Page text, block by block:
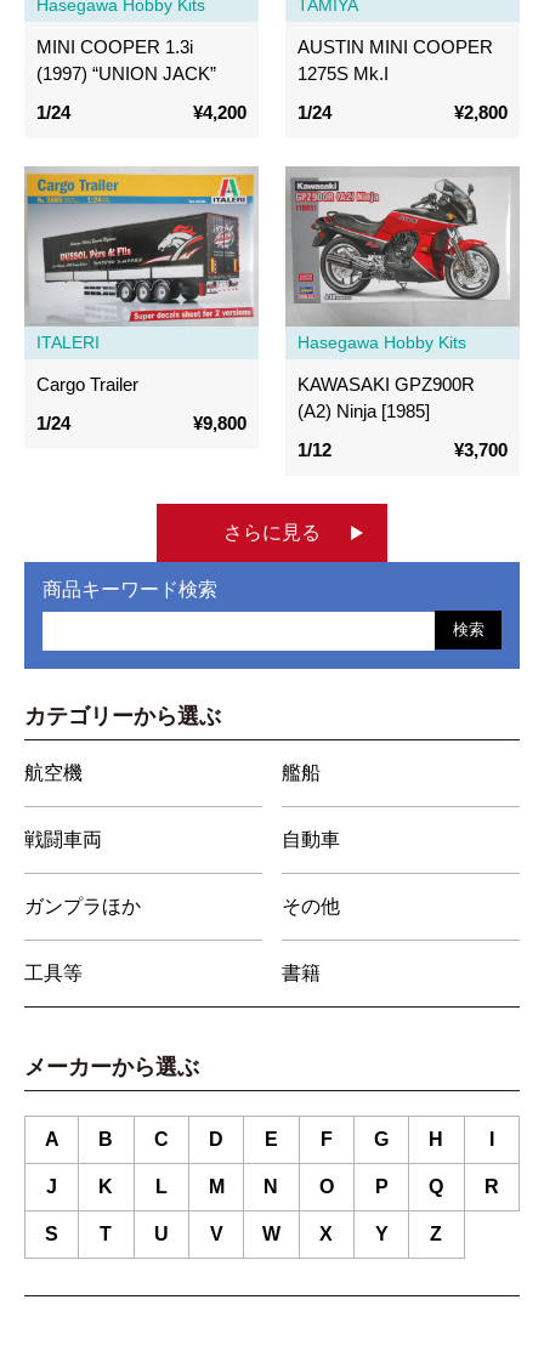
Hasegawa Hobby Kits
MINI COOPER 1.3i
(1997) “UNION JACK”
1/24
¥4,200
TAMIYA
AUSTIN MINI COOPER
1275S Mk.I
1/24
¥2,800
ITALERI
Cargo Trailer
1/24
¥9,800
Hasegawa Hobby Kits
KAWASAKI GPZ900R
(A2) Ninja [1985]
1/12
¥3,700
さらに見る
商品キーワード検索
検索
カテゴリーから選ぶ
航空機 艦船
戦闘車両 自動車
ガンプラほか その他
工具等 書籍
メーカーから選ぶ
A B C D E F G H
J K L M N O P Q R
S T U V W X Y Z